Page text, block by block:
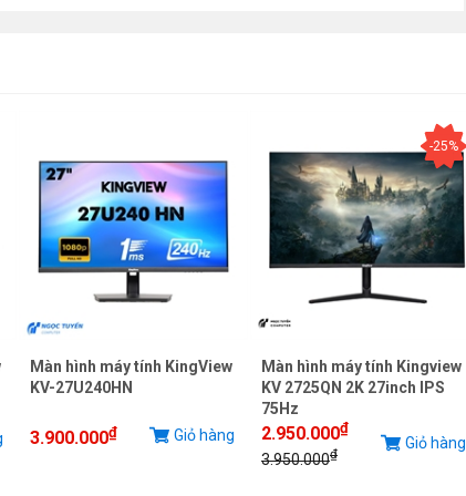
Triệu Màu
/ 178°
HDMI, 1 x USB-C
DVI, Cáp VGA, Nguồn, Cáp âm thanh
Màn hình máy tính KingView
KV-27U240HN
3.900.000₫ Giỏ hàng
-25%
Màn hình máy tính Kingview
KV 2725QN 2K 27inch IPS
75Hz
2.950.000₫
3.950.000₫
Giỏ hàng